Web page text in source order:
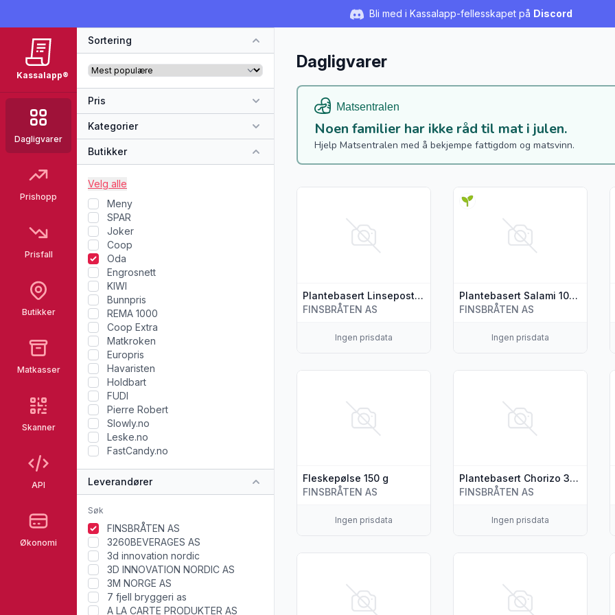
Bli med i Kassalapp-fellesskapet på Discord
Kassalapp®
Dagligvarer
Prishopp
Prisfall
Butikker
Matkasser
Skanner
API
Økonomi
Sortering
Pris
Kategorier
Butikker
Velg alle
Meny
SPAR
Joker
Coop
Oda
Engrosnett
KIWI
Bunnpris
REMA 1000
Coop Extra
Matkroken
Europris
Havaristen
Holdbart
FUDI
Pierre Robert
Slowly.no
Leske.no
FastCandy.no
Leverandører
FINSBRÅTEN AS
3260BEVERAGES AS
3d innovation nordic
3D INNOVATION NORDIC AS
3M NORGE AS
7 fjell bryggeri as
A LA CARTE PRODUKTER AS
Dagligvarer
Noen familier har ikke råd til mat i julen.
Hjelp Matsentralen med å bekjempe fattigdom og matsvinn.
Plantebasert Linsepostei 175 g
FINSBRÅTEN AS
Ingen prisdata
Vis flere detaljer for produktet "Plantebasert Linsepostei 175 g"
Plantebasert Salami 100 g
FINSBRÅTEN AS
Ingen prisdata
Vis flere detaljer for produktet
Fleskepølse 150 g
FINSBRÅTEN AS
Ingen prisdata
Plantebasert Chorizo 3stk, 240 g
FINSBRÅTEN AS
Ingen prisdata
Vis flere detaljer for produktet
Vis flere detaljer for produktet